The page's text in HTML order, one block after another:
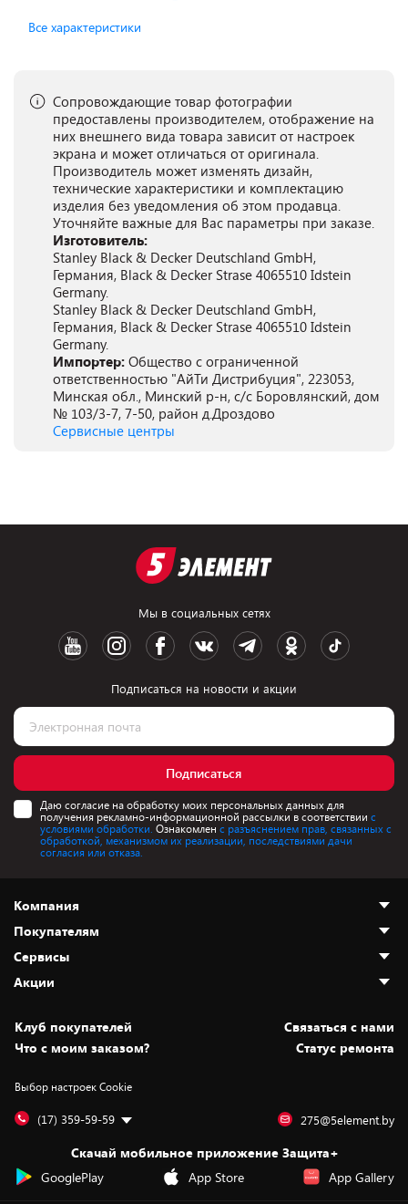
Все характеристики
Сопровождающие товар фотографии
предоставлены производителем, отображение на
них внешнего вида товара зависит от настроек
экрана и может отличаться от оригинала.
Производитель может изменять дизайн,
технические характеристики и комплектацию
изделия без уведомления об этом продавца.
Уточняйте важные для Вас параметры при заказе.
Изготовитель:
Stanley Black & Decker Deutschland GmbH,
Германия, Black & Decker Strase 4065510 Idstein
Germany.
Stanley Black & Decker Deutschland GmbH,
Германия, Black & Decker Strase 4065510 Idstein
Germany.
Импортер: Общество с ограниченной
ответственностью "АйТи Дистрибуция", 223053,
Минская обл., Минский р-н, с/с Боровлянский, дом
№ 103/3-7, 7-50, район д.Дроздово
Сервисные центры
Мы в социальных сетях
Подписаться на новости и акции
Подписаться
Даю согласие на обработку моих персональных данных для
получения рекламно-информационной рассылки в соответствии с
условиями обработки. Ознакомлен с разъяснением прав, связанных с
обработкой, механизмом их реализации, последствиями дачи
согласия или отказа.
Компания
О нас
Адреса магазинов
Новости
Статьи и обзоры
Вакансии
Дай пять добру!
Покупателям
Как сделать заказ
Оплата и доставка
Безналичный расчёт
Обмен и возврат товара
Обработка персональных данных
Подарочные карты
Сервисы
Установка техники
Для игровых консолей
Для мобильных устройств
Для компьютеров
Сервисные центры
Акции
Скидки и промокоды
Белорусские товары
Бонусы
Оплата частями
Новинки
Клуб покупателей
Cвязаться с нами
Что с моим заказом?
Статус ремонта
Выбор настроек Cookie
(17) 359-59-59 275@5element.by
Скачай мобильное приложение Защита+
GooglePlay
App Store App Gallery